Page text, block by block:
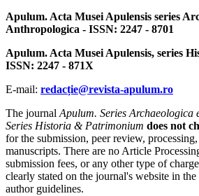
Apulum. Acta Musei Apulensis series
Anthropologica - ISSN: 2247 - 8701
Apulum. Acta Musei Apulensis, series
ISSN: 2247 - 871X
E-mail: redacție@revista-apulum.ro
The journalApulum. Series Archaeologica
Series Historia & Patrimonium does not
for the submission, peer review,
manuscripts. There are no Article
submission fees, or any other type of
clearly stated on the journal's website in
author guidelines.